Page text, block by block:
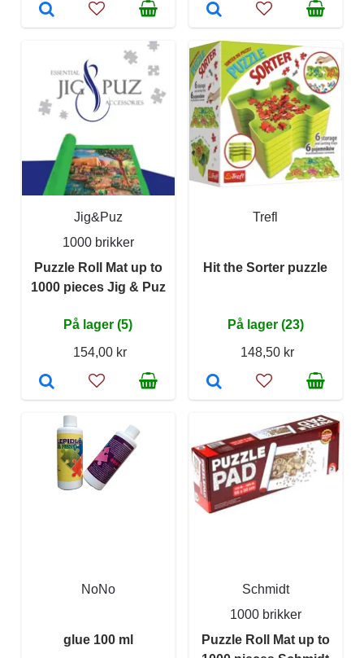
Jig&Puz
1000 brikker
Puzzle Roll Mat up to
1000 pieces Jig & Puz
På lager (5)
154,00 kr
Trefl
Hit the Sorter puzzle
På lager (23)
148,50 kr
NoNo
glue 100 ml
Schmidt
1000 brikker
Puzzle Roll Mat up to